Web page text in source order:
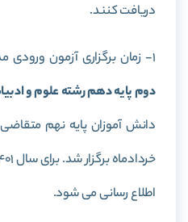
دریافت کنند.
1- زمان برگزاری آزمون ورودی مدارس انرژی اتمی
دوم پایه دهم رشته علوم و
اطلاع رسانی می شود.